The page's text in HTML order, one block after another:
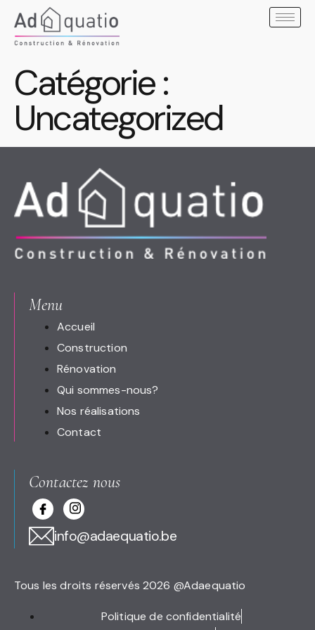
Catégorie :
Uncategorized
Menu
Accueil
Construction
Rénovation
Qui sommes-nous?
Nos réalisations
Contact
Contactez nous
info@adaequatio.be
Tous les droits réservés 2026 @Adaequatio
Politique de confidentialité